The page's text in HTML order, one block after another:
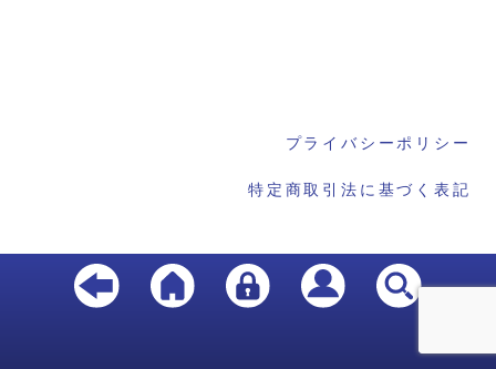
プライバシーポリシー
特定商取引法に基づく表記